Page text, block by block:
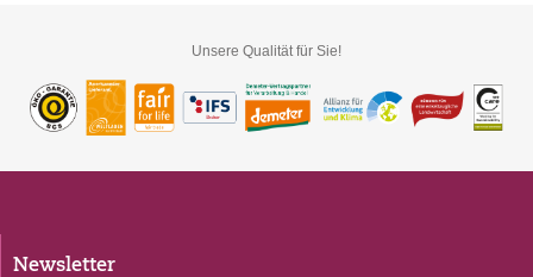
Unsere Qualität für Sie!
Newsletter